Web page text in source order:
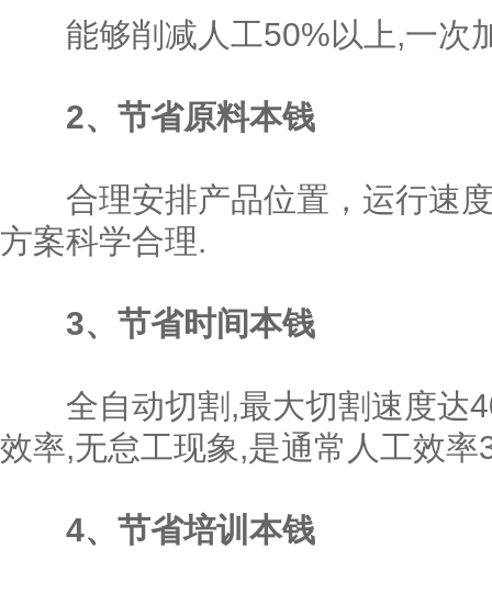
能够削减人工50%以上,一次
2、节省原料本钱
合理安排产品位置，运行速度
方案科学合理.
3、节省时间本钱
全自动切割,最大切割速度达
效率,无怠工现象,是通常人工效率
4、节省培训本钱